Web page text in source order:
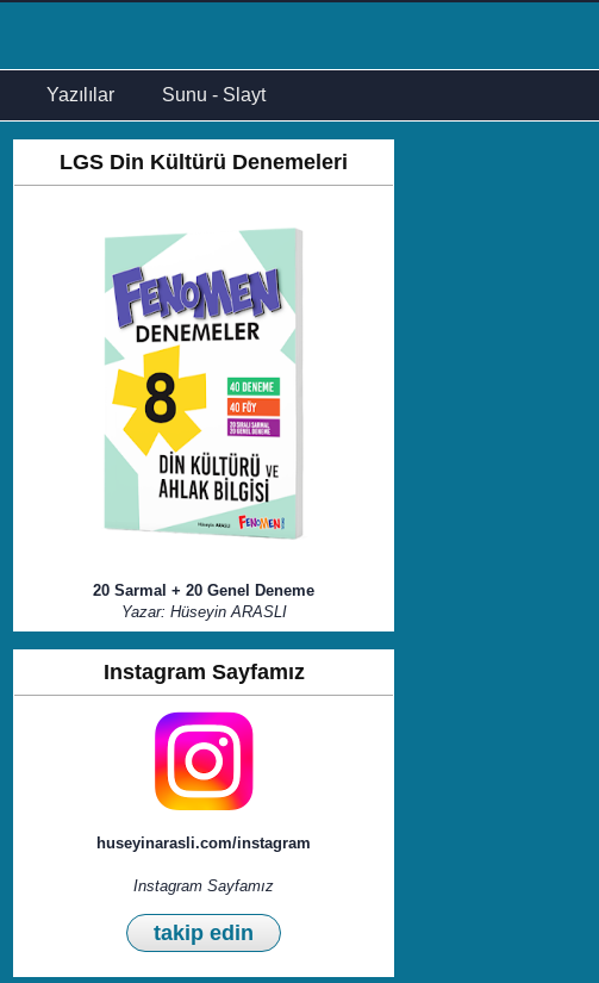
Yazılılar Sunu - Slayt
LGS Din Kültürü Denemeleri
20 Sarmal + 20 Genel Deneme
Yazar: Hüseyin ARASLI
Instagram Sayfamız
huseyinarasli.com/instagram
Instagram Sayfamız
takip edin